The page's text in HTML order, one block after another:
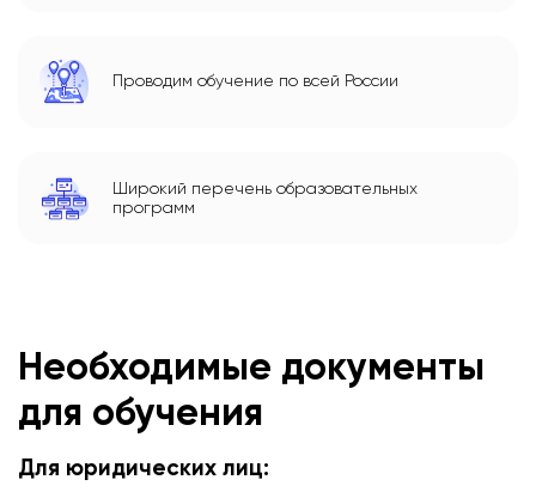
Проводим обучение по всей России
Широкий перечень образовательных
программ
Необходимые документы
для обучения
Для юридических лиц: